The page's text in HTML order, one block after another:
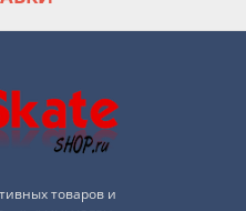
товаров и